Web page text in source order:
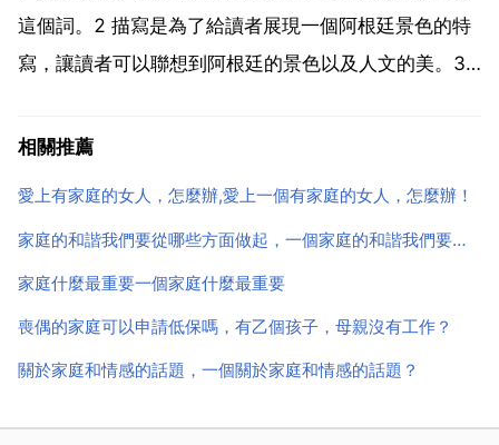
2 財...
這個詞。2 描寫是為了給讀者展現一個阿根廷景色的特
寫，讓讀者可以聯想到阿根廷的景色以及人文的美。3
但是從阿根廷天氣的角度來講的話是多雲。阿根廷的雲
相關推薦
愛上有家庭的女人，怎麼辦,愛上一個有家庭的女人，怎麼辦！
家庭的和諧我們要從哪些方面做起，一個家庭的和諧我們要從哪些方面做起？
家庭什麼最重要一個家庭什麼最重要
喪偶的家庭可以申請低保嗎，有乙個孩子，母親沒有工作？
關於家庭和情感的話題，一個關於家庭和情感的話題？